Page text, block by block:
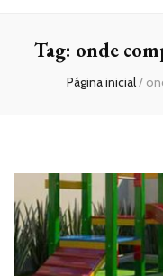
Tag: onde
Página inicial/